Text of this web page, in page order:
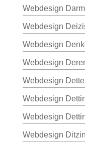
Webdesign
Webdesign
Webdesign
Webdesign
Webdesign
Webdesign
Webdesign
Webdesign